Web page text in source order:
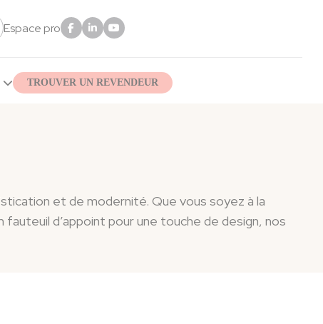
Espace pro
TROUVER UN REVENDEUR
et de modernité. Que vous soyez à la
fauteuil d’appoint pour une touche de design, nos